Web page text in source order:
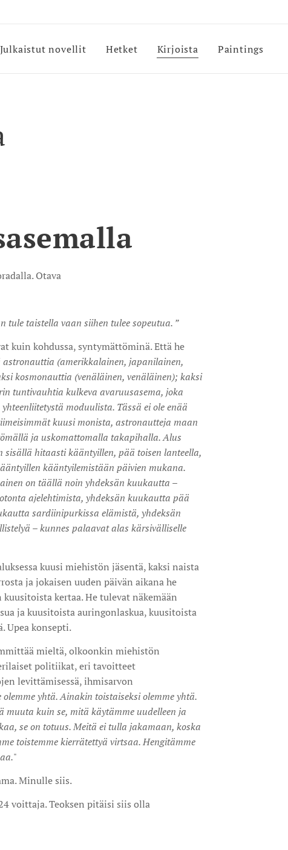
Julkaistut novellit Hetket Kirjoista Paintings
Otava
tule taistella vaan siihen tulee sopeutua. ”
kuin kohdussa, syntymättöminä. Että he
astronauttia (amerikkalainen, japanilainen,
kosmonauttia (venäläinen, venäläinen); kaksi
tuntivauhtia kulkeva avaruusasema, joka
moduulista. Tässä ei ole enää
kuusi monista, astronautteja maan
ja uskomattomalla takapihalla. Alus
sisällä hitaasti kääntyillen, pää toisen lanteella,
kääntyilemistään päivien mukana.
on täällä noin yhdeksän kuukautta –
ajelehtimista, yhdeksän kuukautta pää
sardiinipurkissa elämistä, yhdeksän
– kunnes palaavat alas kärsivälliselle
kuusi miehistön jäsentä, kaksi naista
ja jokaisen uuden päivän aikana he
kertaa. He tulevat näkemään
ja kuusitoista auringonlaskua, kuusitoista
Upea konsepti.
mieltä, olkoonkin miehistön
politiikat, eri tavoitteet
levittämisessä, ihmisarvon
olemme yhtä. Ainakin toistaiseksi olemme yhtä.
muuta kuin se, mitä käytämme uudelleen ja
se on totuus. Meitä ei tulla jakamaan, koska
toistemme kierrätettyä virtsaa. Hengitämme
"
Minulle siis.
voittaja. Teoksen pitäisi siis olla